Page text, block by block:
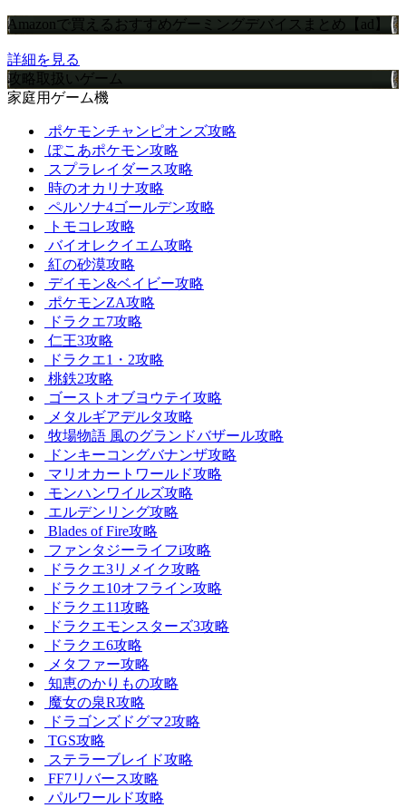
Amazonで買えるおすすめゲーミングデバイスまとめ【ad】
詳細を見る
攻略取扱いゲーム
家庭用ゲーム機
ポケモンチャンピオンズ攻略
ぽこあポケモン攻略
スプラレイダース攻略
時のオカリナ攻略
ペルソナ4ゴールデン攻略
トモコレ攻略
バイオレクイエム攻略
紅の砂漠攻略
デイモン&ベイビー攻略
ポケモンZA攻略
ドラクエ7攻略
仁王3攻略
ドラクエ1・2攻略
桃鉄2攻略
ゴーストオブヨウテイ攻略
メタルギアデルタ攻略
牧場物語 風のグランドバザール攻略
ドンキーコングバナンザ攻略
マリオカートワールド攻略
モンハンワイルズ攻略
エルデンリング攻略
Blades of Fire攻略
ファンタジーライフi攻略
ドラクエ3リメイク攻略
ドラクエ10オフライン攻略
ドラクエ11攻略
ドラクエモンスターズ3攻略
ドラクエ6攻略
メタファー攻略
知恵のかりもの攻略
魔女の泉R攻略
ドラゴンズドグマ2攻略
TGS攻略
ステラーブレイド攻略
FF7リバース攻略
パルワールド攻略